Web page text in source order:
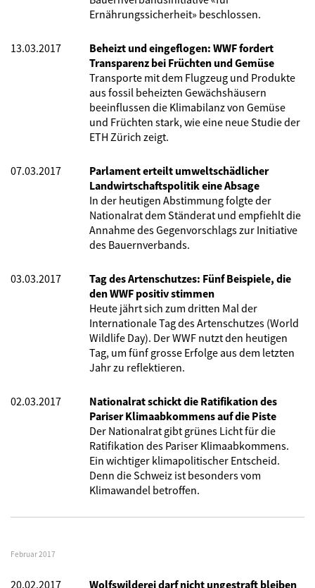
Ernährungssicherheit» beschlossen.
13.03.2017
Beheizt und eingeflogen: WWF fordert
Transparenz bei Früchten und Gemüse
Transporte mit dem Flugzeug und Produkte
aus fossil beheizten Gewächshäusern
beeinflussen die Klimabilanz von Gemüse
und Früchten stark, wie eine neue Studie der
ETH Zürich zeigt.
07.03.2017
Parlament erteilt umweltschädlicher
Landwirtschaftspolitik eine Absage
In der heutigen Abstimmung folgte der
Nationalrat dem Ständerat und empfiehlt die
Annahme des Gegenvorschlags zur Initiative
des Bauernverbands.
03.03.2017
Tag des Artenschutzes: Fünf Beispiele, die
den WWF positiv stimmen
Heute jährt sich zum dritten Mal der
Internationale Tag des Artenschutzes (World
Wildlife Day). Der WWF nutzt den heutigen
Tag, um fünf grosse Erfolge aus dem letzten
Jahr zu reflektieren.
02.03.2017
Nationalrat schickt die Ratifikation des
Pariser Klimaabkommens auf die Piste
Der Nationalrat gibt grünes Licht für die
Ratifikation des Pariser Klimaabkommens.
Ein wichtiger klimapolitischer Entscheid.
Denn die Schweiz ist besonders vom
Klimawandel betroffen.
Februar 2017
20.02.2017 Wolfswilderei darf nicht ungestraft bleiben